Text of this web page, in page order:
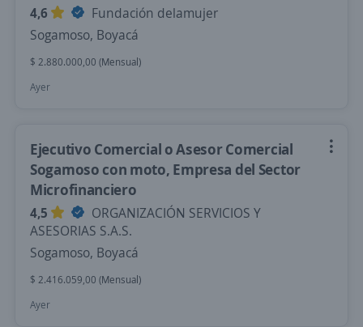
4,6
Fundación delamujer
Sogamoso, Boyacá
$ 2.880.000,00 (Mensual)
Ayer
Ejecutivo Comercial o Asesor Comercial
Sogamoso con moto, Empresa del Sector
Microfinanciero
4,5
ORGANIZACIÓN SERVICIOS Y
ASESORIAS S.A.S.
Sogamoso, Boyacá
$ 2.416.059,00 (Mensual)
Ayer